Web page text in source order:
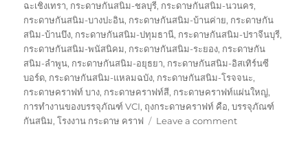
ฉะเชิงเทรา, กระดาษกันสนิม-ชลบุรี, กระดาษกันสนิม-นวนคร,
กระดาษกันสนิม-บางปะอิน, กระดาษกันสนิม-บ้านค่าย, กระดาษกัน
สนิม-บ้านบึง, กระดาษกันสนิม-ปทุมธานี, กระดาษกันสนิม-ปราจีนบุรี,
กระดาษกันสนิม-พนัสนิคม, กระดาษกันสนิม-ระยอง, กระดาษกัน
สนิม-ลำพูน, กระดาษกันสนิม-อยุธยา, กระดาษกันสนิม-อิสเทิร์นซี
บอร์ด, กระดาษกันสนิม-แหลมฉบัง, กระดาษกันสนิม-โรจจนะ,
กระดาษคราฟท์ บาง, กระดาษคราฟท์สี, กระดาษคราฟท์แผ่นใหญ่,
การทำงานของบรรจุภัณฑ์ VCI, ถุงกระดาษคราฟท์ คือ,บรรจุภัณฑ์
กันสนิม,โรงงาน กระดาษ คราฟ Leave a commenton